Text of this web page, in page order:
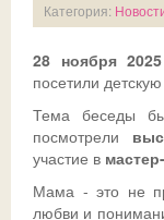
Новости
Официально
СМИ о нас
Дни открытых
Планы
Актуально
Исполнение
Коллектив
Профсоюз
Доска почета
Документы на
Рекомендации
Медблок
Обучающимся
Трудовой отряд
Команда
Совет
Родителям
Школьная
Безопасность
НОКО
Ссылки
Категория:
28 ноября
посетили
Тема беседы
посмотрели
участие в
Мама - это не
любви и